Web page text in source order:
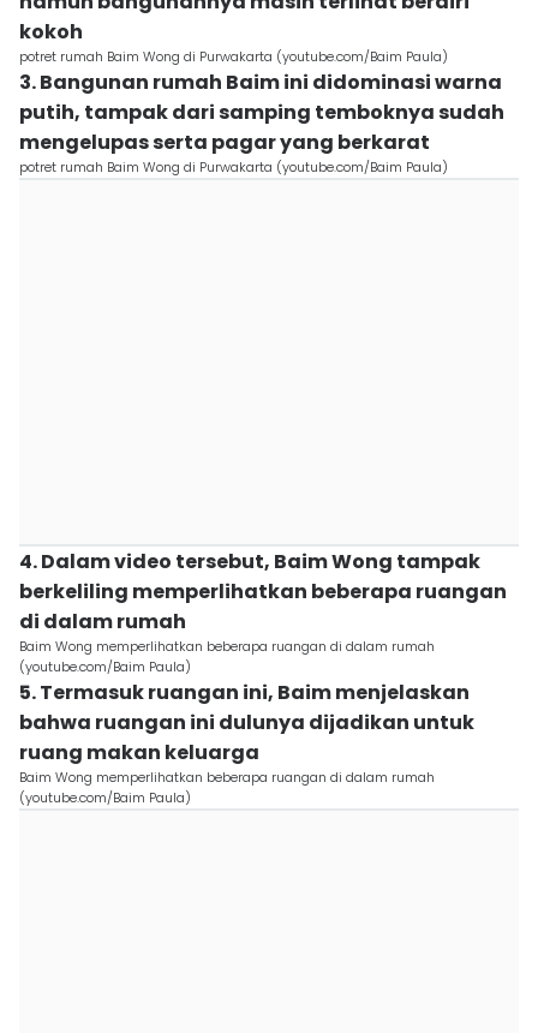
kokoh
potret rumah Baim Wong di Purwakarta (youtube.com/Baim Paula)
3. Bangunan rumah Baim ini didominasi warna
putih, tampak dari samping temboknya sudah
mengelupas serta pagar yang berkarat
potret rumah Baim Wong di Purwakarta (youtube.com/Baim Paula)
4. Dalam video tersebut, Baim Wong tampak
berkeliling memperlihatkan beberapa ruangan
di dalam rumah
Baim Wong memperlihatkan beberapa ruangan di dalam rumah
(youtube.com/Baim Paula)
5. Termasuk ruangan ini, Baim menjelaskan
bahwa ruangan ini dulunya dijadikan untuk
ruang makan keluarga
Baim Wong memperlihatkan beberapa ruangan di dalam rumah
(youtube.com/Baim Paula)